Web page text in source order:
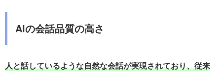
AIの会話品質の高さ
人と話しているような自然な会話が実現されており、従来